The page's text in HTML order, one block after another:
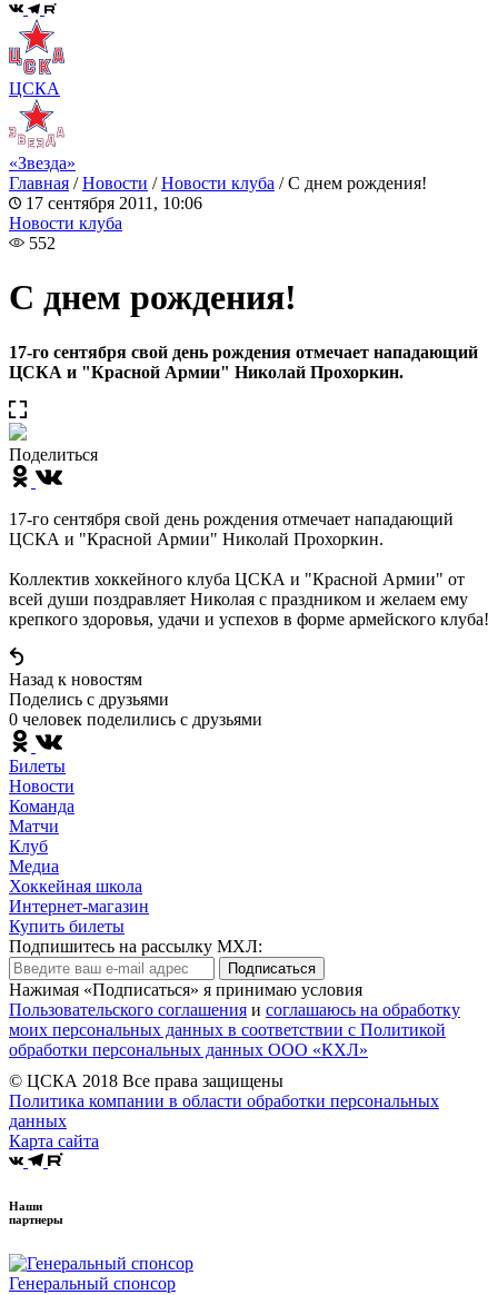
ЦСКА
«Звезда»
Главная /Новости /Новости клуба /С днем рождения!
17 сентября 2011, 10:06
Новости клуба
552
С днем рождения!
17-го сентября свой день рождения отмечает нападающий
ЦСКА и "Красной Армии" Николай Прохоркин.
Поделиться
17-го сентября свой день рождения отмечает нападающий
ЦСКА и "Красной Армии" Николай Прохоркин.
Коллектив хоккейного клуба ЦСКА и "Красной Армии" от
всей души поздравляет Николая с праздником и желаем ему
крепкого здоровья, удачи и успехов в форме армейского клуба!
Назад к новостям
Поделись c друзьями
0 человек поделились c друзьями
Билеты
Новости
Команда
Матчи
Клуб
Медиа
Хоккейная школа
Интернет-магазин
Купить билеты
Подпишитесь на рассылку МХЛ:
Подписаться
Нажимая «Подписаться» я принимаю условия
Пользовательского соглашения и соглашаюсь на обработку
моих персональных данных в соответствии с Политикой
обработки персональных данных ООО «КХЛ»
© ЦСКА 2018 Все права защищены
Политика компании в области обработки персональных
данных
Карта сайта
Наши
партнеры
Генеральный спонсор